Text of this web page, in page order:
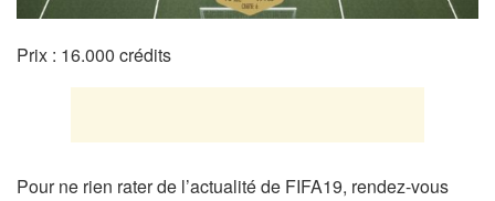
Prix : 16.000 crédits
Pour ne rien rater de l’actualité de FIFA19, rendez-vous